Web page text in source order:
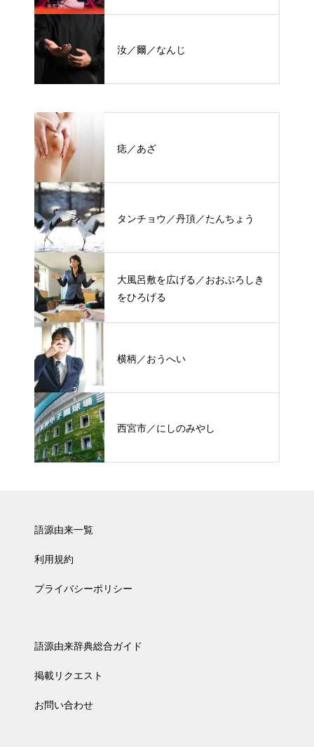
汝／爾／なんじ
痣／あざ
タンチョウ／丹頂／たんちょう
大風呂敷を広げる／おおぶろしき
をひろげる
横柄／おうへい
西宮市／にしのみやし
語源由来一覧
利用規約
プライバシーポリシー
語源由来辞典総合ガイド
掲載リクエスト
お問い合わせ